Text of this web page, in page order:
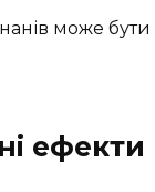
може бути
ефекти